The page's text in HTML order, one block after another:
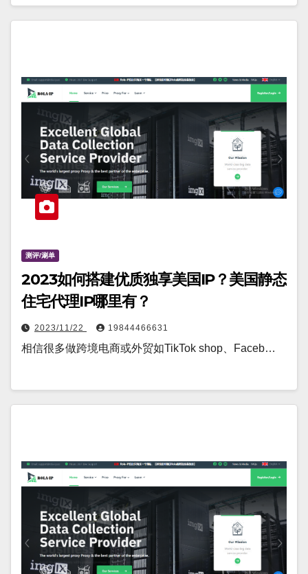
测评/涮单
2023如何搭建优质独享美国IP？美国静态
住宅代理IP哪里有？
2023/11/22 19844466631
相信很多做跨境电商或外贸如TikTok shop、Faceb…